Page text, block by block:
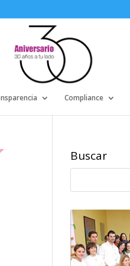
Compliance
Buscar